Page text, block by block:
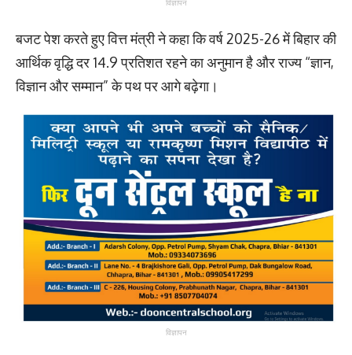
विज्ञापन
बजट पेश करते हुए वित्त मंत्री ने कहा कि वर्ष 2025-26 में बिहार की
आर्थिक वृद्धि दर 14.9 प्रतिशत रहने का अनुमान है और राज्य “ज्ञान,
विज्ञान और सम्मान” के पथ पर आगे बढ़ेगा।
विज्ञापन